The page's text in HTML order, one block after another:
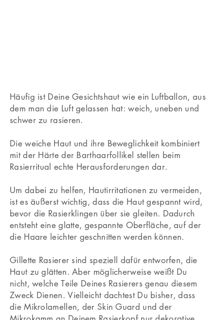
Häufig ist Deine Gesichtshaut wie ein Luftballon, aus
dem man die Luft gelassen hat: weich, uneben und
schwer zu rasieren.
Die weiche Haut und ihre Beweglichkeit kombiniert
mit der Härte der Barthaarfollikel stellen beim
Rasierritual echte Herausforderungen dar.
Um dabei zu helfen, Hautirritationen zu vermeiden,
ist es äußerst wichtig, dass die Haut gespannt wird,
bevor die Rasierklingen über sie gleiten. Dadurch
entsteht eine glatte, gespannte Oberfläche, auf der
die Haare leichter geschnitten werden können.
Gillette Rasierer sind speziell dafür entworfen, die
Haut zu glätten. Aber möglicherweise weißt Du
nicht, welche Teile Deines Rasierers genau diesem
Zweck Dienen. Vielleicht dachtest Du bisher, dass
die Mikrolamellen, der Skin Guard und der